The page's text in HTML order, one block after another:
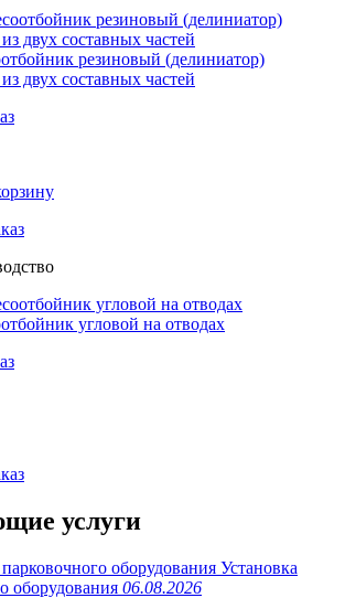
резиновый (делиниатор)
двух составных частей
угловой на отводах
услуги
Установка
оборудования 06.08.2026